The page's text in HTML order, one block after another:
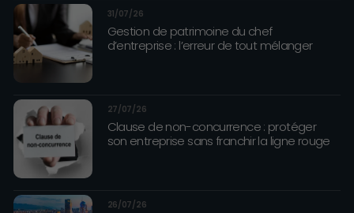
31/07/26
Gestion de patrimoine du chef
d’entreprise : l’erreur de tout mélanger
27/07/26
Clause de non-concurrence : protéger
son entreprise sans franchir la ligne rouge
26/07/26